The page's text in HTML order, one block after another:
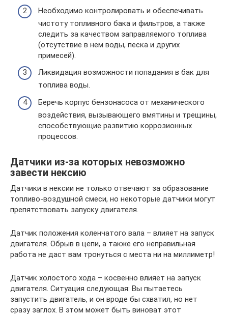
Необходимо контролировать и обеспечивать
чистоту топливного бака и фильтров, а также
следить за качеством заправляемого топлива
(отсутствие в нем воды, песка и других
примесей).
Ликвидация возможности попадания в бак для
топлива воды.
Беречь корпус бензонасоса от механического
воздействия, вызывающего вмятины и трещины,
способствующие развитию коррозионных
процессов.
Датчики из-за которых невозможно
завести нексию
Датчики в нексии не только отвечают за образование
топливо-воздушной смеси, но некоторые датчики могут
препятствовать запуску двигателя.
Датчик положения коленчатого вала – влияет на запуск
двигателя. Обрыв в цепи, а также его неправильная
работа не даст вам тронуться с места ни на миллиметр!
Датчик холостого хода – косвенно влияет на запуск
двигателя. Ситуация следующая: Вы пытаетесь
запустить двигатель, и он вроде бы схватил, но нет
сразу заглох. В этом может быть виноват этот